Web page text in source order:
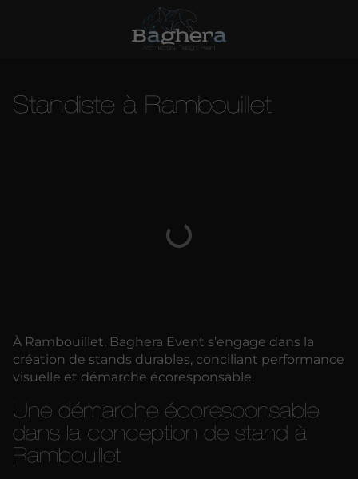
Standiste à Rambouillet
À Rambouillet, Baghera Event s’engage dans la
création de stands durables, conciliant performance
visuelle et démarche écoresponsable.
Une démarche écoresponsable
dans la conception de stand à
Rambouillet